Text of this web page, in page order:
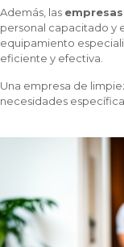
Además, las
personal capacitado y
equipamiento
eficiente y efectiva.
Una empresa de
necesidades